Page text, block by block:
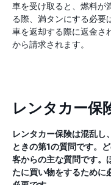
車を受け取ると、燃料が
る際、満タンにする必要
車を返却する際に返金さ
から請求されます。
レンタカー保
レンタカー保険は混乱し
ときの第1の質問です。
客からの主な質問です。
たに買い物をするために